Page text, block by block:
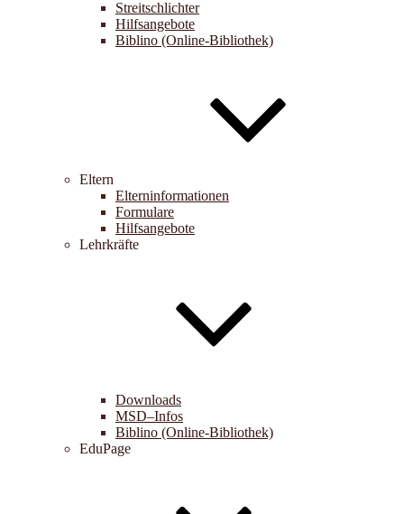
Streitschlichter
Hilfsangebote
Biblino (Online-Bibliothek)
Eltern
Elterninformationen
Formulare
Hilfsangebote
Lehrkräfte
Downloads
MSD–Infos
Biblino (Online-Bibliothek)
EduPage